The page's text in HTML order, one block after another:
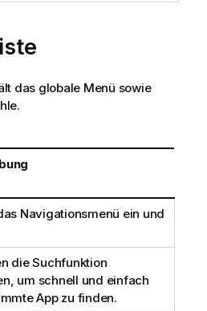
das globale Menü sowie
Navigationsmenü ein und
die Suchfunktion
um schnell und einfach
App zu finden.